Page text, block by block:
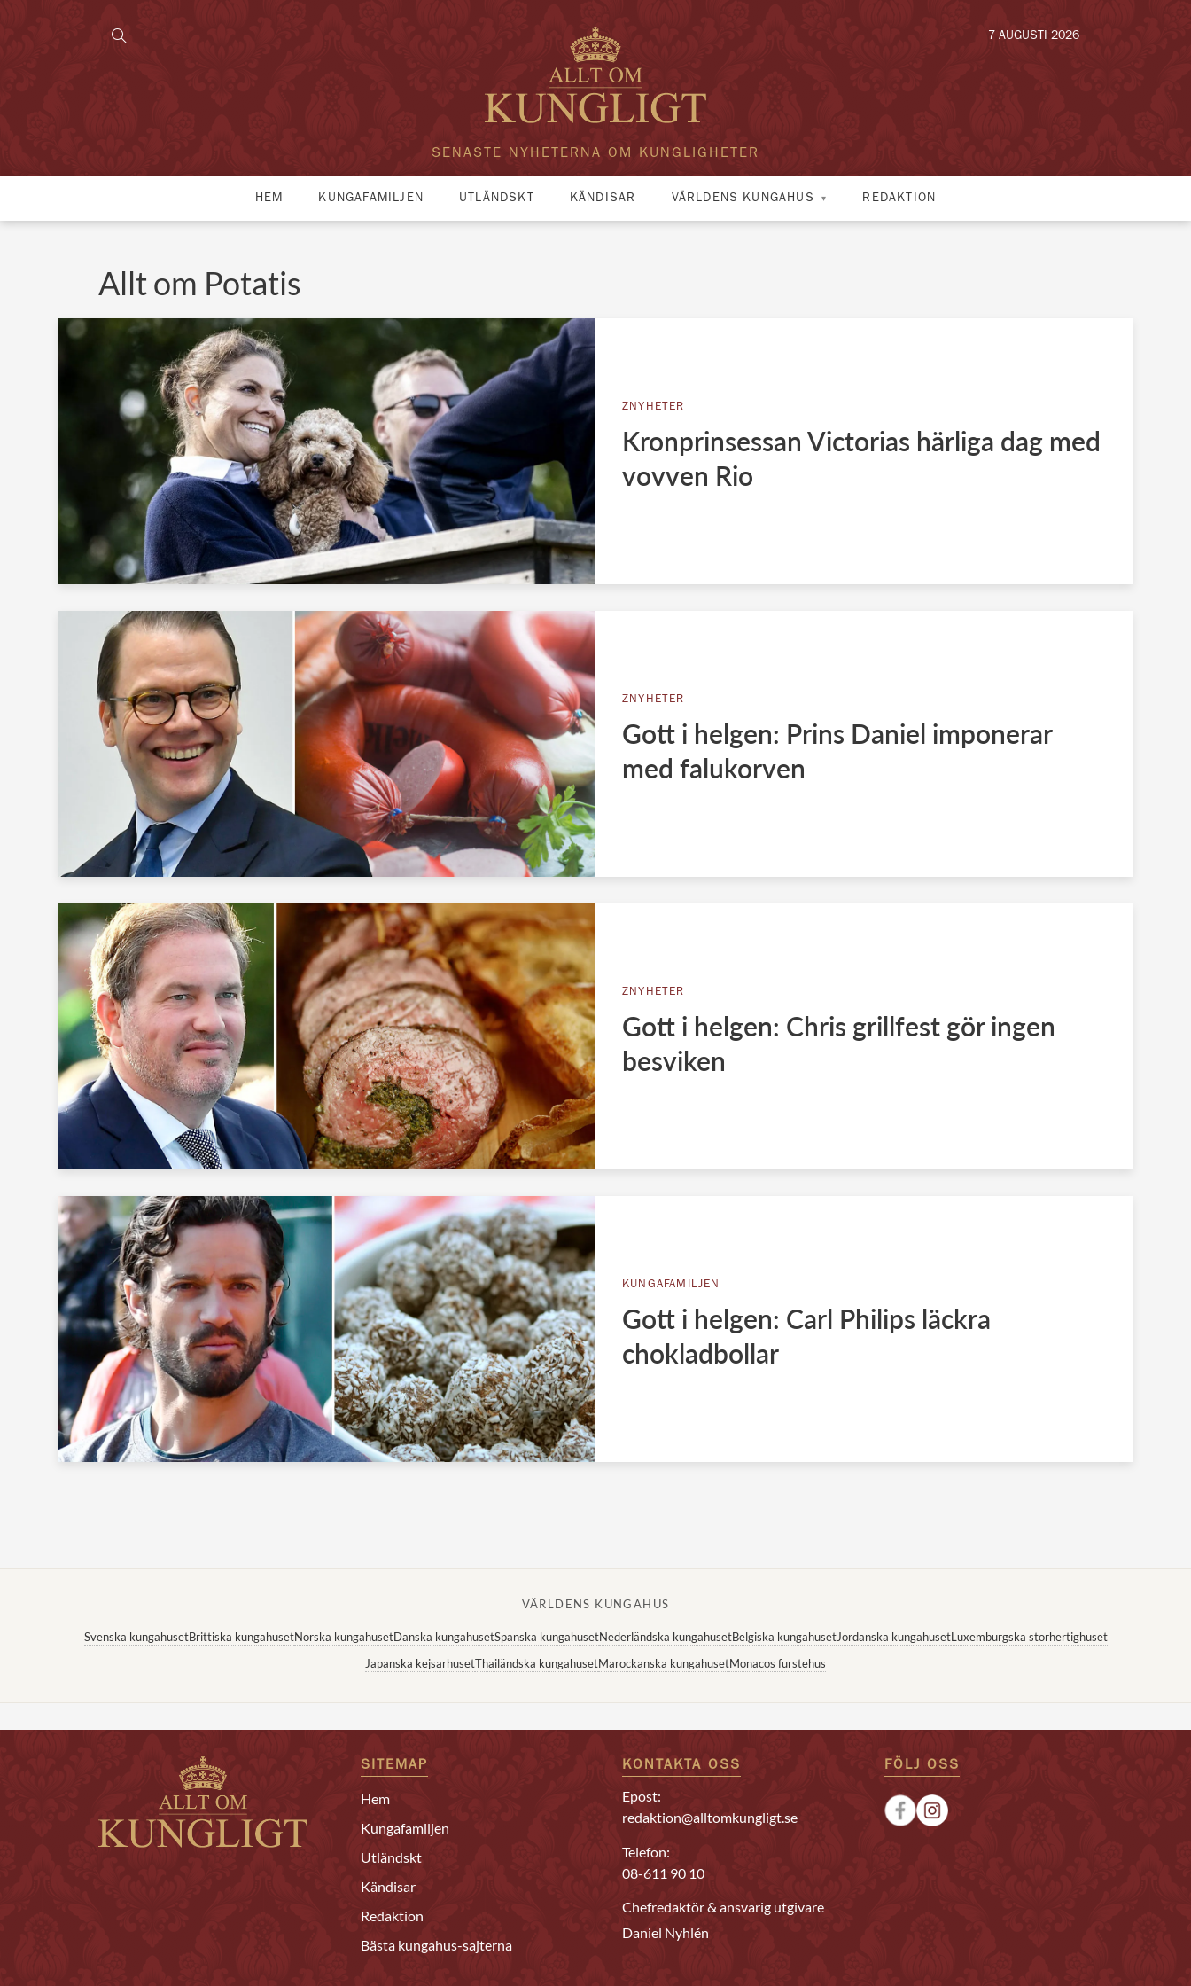
SENASTE NYHETERNA OM KUNGLIGHETER
7 AUGUSTI 2026
HEM KUNGAFAMILJEN UTLÄNDSKT KÄNDISAR VÄRLDENS KUNGAHUS REDAKTION
Allt om Potatis
ZNYHETER
Kronprinsessan Victorias härliga dag med
vovven Rio
ZNYHETER
Gott i helgen: Prins Daniel imponerar
med falukorven
ZNYHETER
Gott i helgen: Chris grillfest gör ingen
besviken
KUNGAFAMILJEN
Gott i helgen: Carl Philips läckra
chokladbollar
VÄRLDENS KUNGAHUS
Svenska kungahusetBrittiska kungahusetNorska kungahusetDanska kungahusetSpanska kungahusetNederländska kungahusetBelgiska kungahusetJordanska kungahusetLuxemburgska storhertighuset
Japanska kejsarhusetThailändska kungahusetMarockanska kungahusetMonacos furstehus
SITEMAP
Hem
Kungafamiljen
Utländskt
Kändisar
Redaktion
Bästa kungahus-sajterna
KONTAKTA OSS
Epost:
redaktion@alltomkungligt.se
Telefon:
08-611 90 10
Chefredaktör & ansvarig utgivare
Daniel Nyhlén
FÖLJ OSS